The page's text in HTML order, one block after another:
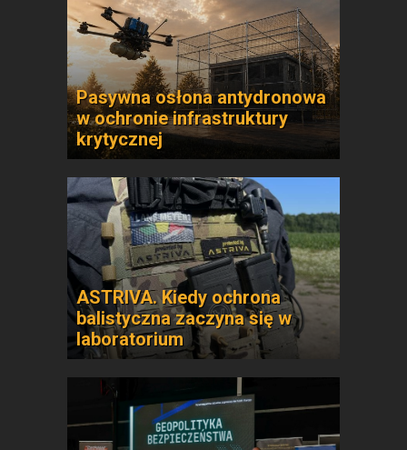
Pasywna osłona antydronowa
w ochronie infrastruktury
krytycznej
ASTRIVA. Kiedy ochrona
balistyczna zaczyna się w
laboratorium